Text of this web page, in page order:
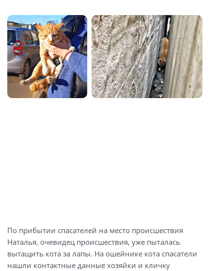
По прибытии спасателей на место происшествия
Наталья, очевидец происшествия, уже пыталась
вытащить кота за лапы. На ошейнике кота спасатели
нашли контактные данные хозяйки и кличку